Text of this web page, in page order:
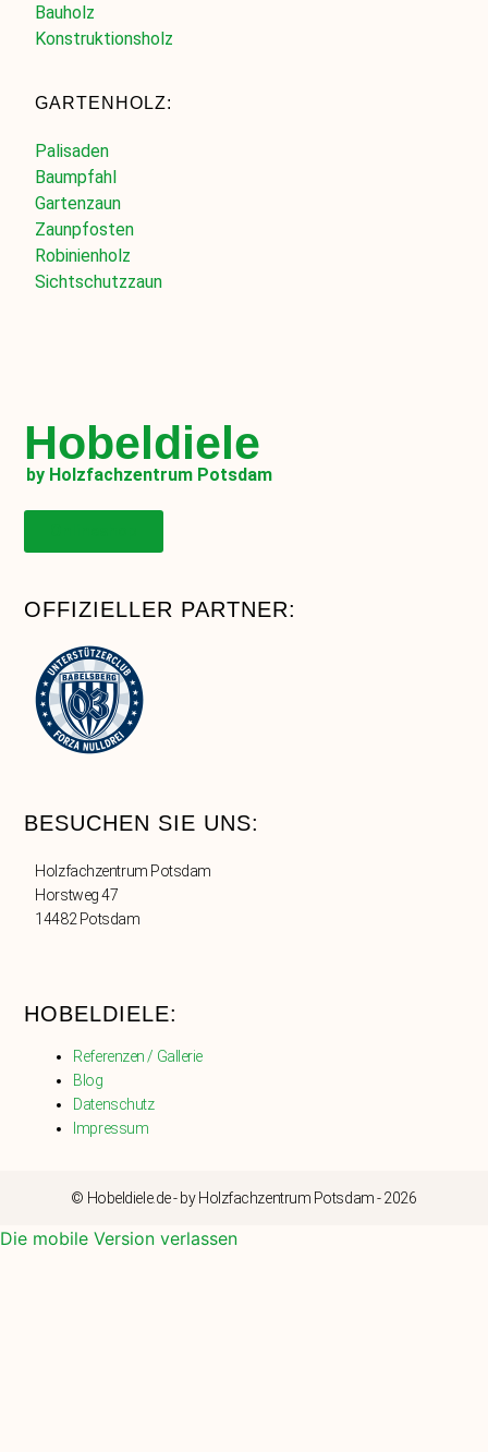
Bauholz
Konstruktionsholz
GARTENHOLZ:
Palisaden
Baumpfahl
Gartenzaun
Zaunpfosten
Robinienholz
Sichtschutzzaun
Hobeldiele
by Holzfachzentrum Potsdam
OFFIZIELLER PARTNER:
BESUCHEN SIE UNS:
Holzfachzentrum Potsdam
Horstweg 47
14482 Potsdam
HOBELDIELE:
Referenzen / Gallerie
Blog
Datenschutz
Impressum
© Hobeldiele.de - by Holzfachzentrum Potsdam - 2026
Die mobile Version verlassen